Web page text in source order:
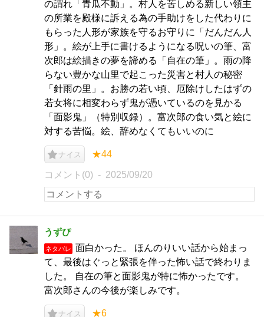
の謂れ「青瓜不動」。村人を苦しめる新しい領主
の所業を殿様に訴える為の手助けをした代わりに
もらった人形が家族を守るお守りに「だんだん人
形」。絵が上手に書けるようになる呪いの筆、富
次郎は絵描きの夢を諦める「自在の筆」。雨の降
らない豊かな山里で起こった災害と村人の秘密
「針雨の里」。お勝の若い頃、厄除けしたはずの
若女将に相変わらず鬼が憑いているのを見かる
「面影鬼」（特別収録）。富次郎の食い気と絵に
対する苦悩。絵、辞めなくてもいいのに
ナイス ★44
コメント(0) 2025/09/20
うずぴ
ネタバレ
面白かった。 ほんのりいい話から始まっ
て、最後はぐっと緊張を伴った怖い話で終わりま
した。 自在の筆と面影鬼が特に怖かったです。
富次郎さんの今後が楽しみです。
ナイス ★6